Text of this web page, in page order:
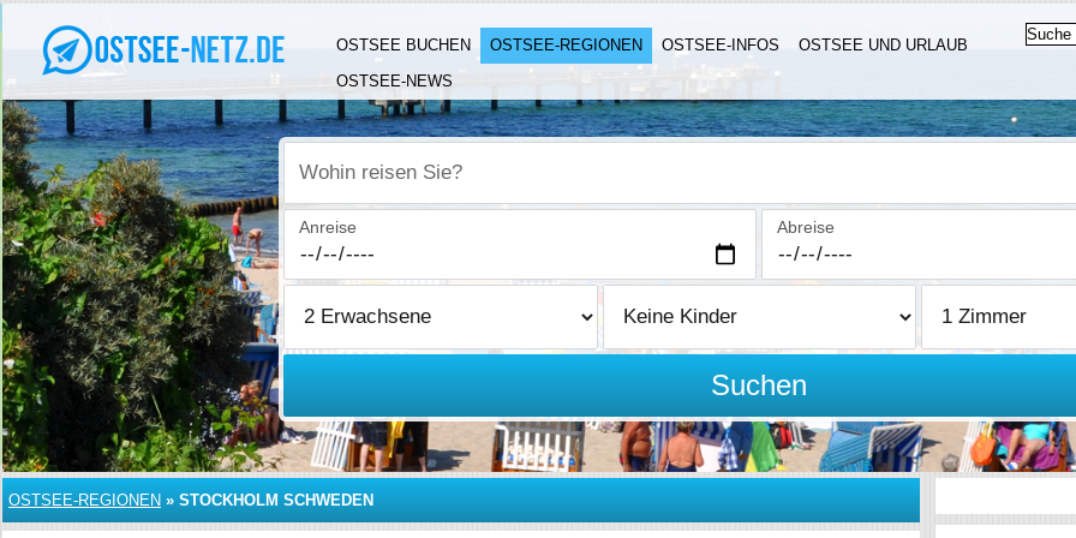
OSTSEE BUCHEN OSTSEE-REGIONEN OSTSEE-INFOS
OSTSEE UND URLAUB
OSTSEE-NEWS
Wohin reisen Sie?
Anreise Abreise
Suchen
OSTSEE-REGIONEN » STOCKHOLM SCHWEDEN